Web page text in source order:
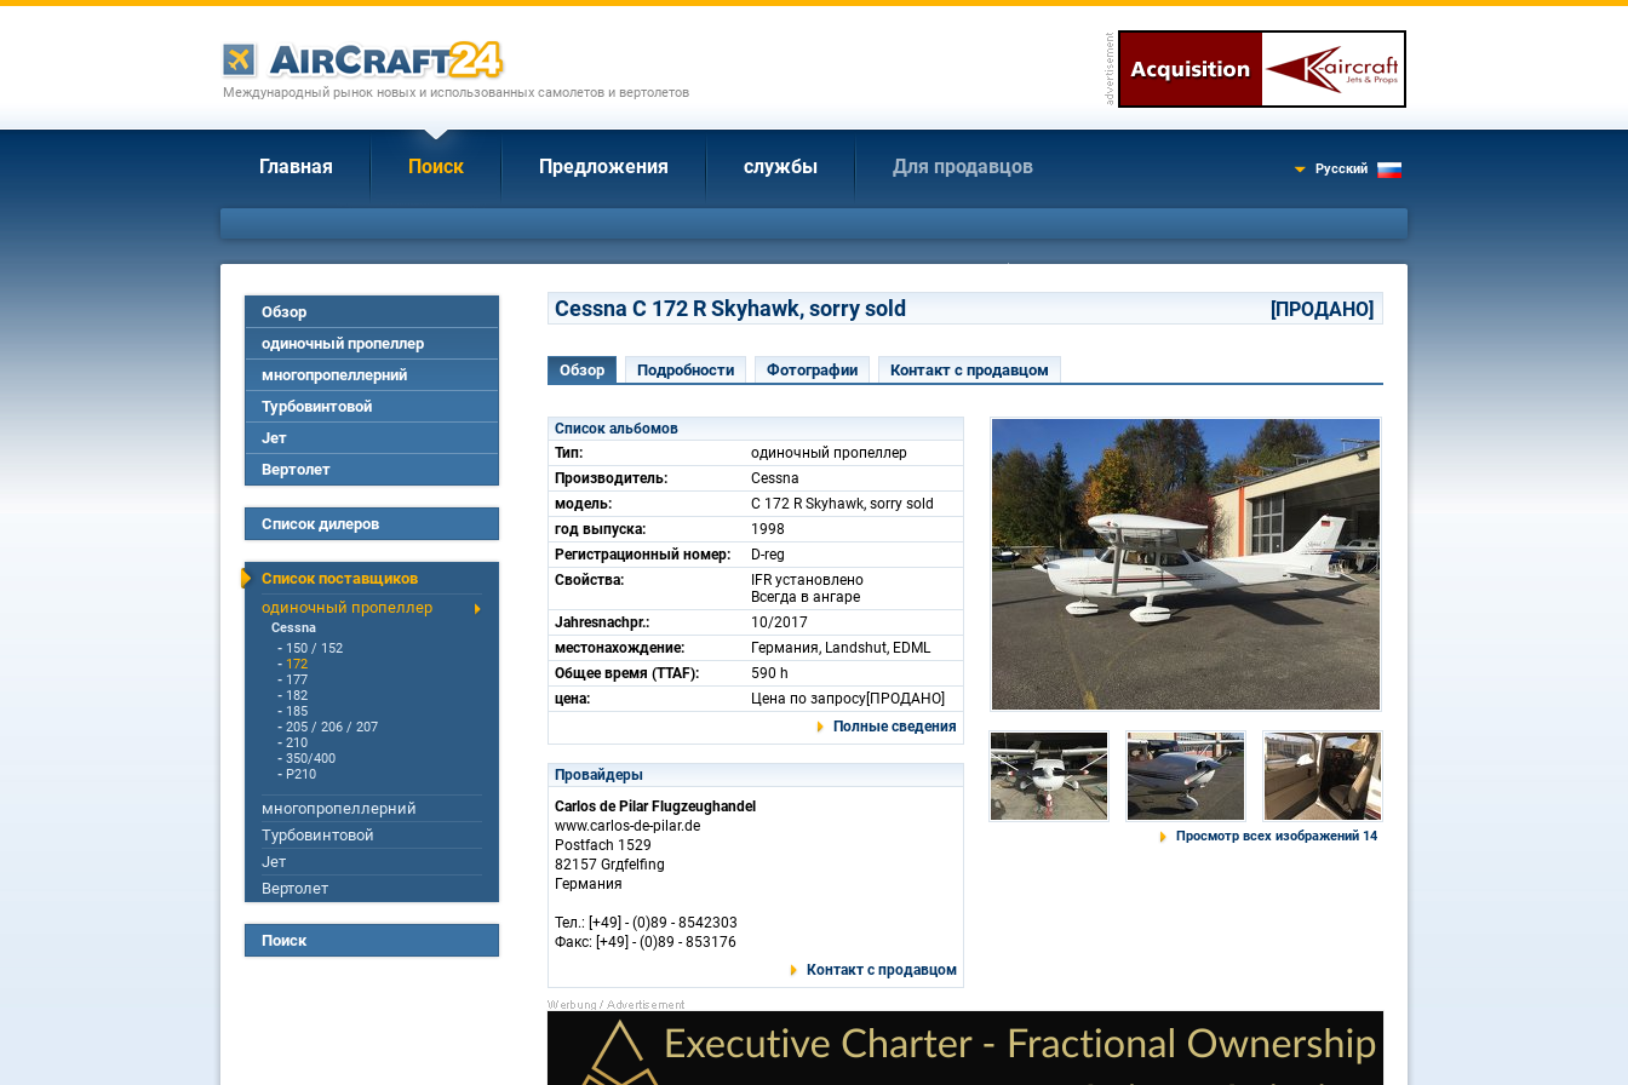
Международный рынок новых и использованных самолетов и вертолетов
Главная Поиск Предложения службы Для продавцов Русский
Обзор
одиночный пропеллер
многопропеллерний
Турбовинтовой
Jет
Вертолет
Список дилеров
Список поставщиков
одиночный пропеллер
Cessna
- 150 / 152
- 172
- 177
- 182
- 185
- 205 / 206 / 207
- 210
- 350/400
- P210
многопропеллерний
Турбовинтовой
Jет
Вертолет
Поиск
Cessna C 172 R Skyhawk, sorry sold [ПРОДАНО]
Обзор Подробности Фотографии Контакт с продавцом
Список альбомов
Тип:
одиночный пропеллер
Производитель:
Cessna
модель:
C 172 R Skyhawk, sorry sold
год выпуска:
1998
Регистрационный номер:
D-reg
Свойства:
IFR установлено
Всегда в ангаре
Jahresnachpr.:
10/2017
местонахождение:
Германия, Landshut, EDML
Общее время (TTAF):
590 h
цена:
Цена по запросу[ПРОДАНО]
Полные сведения
Провайдеры
Carlos de Pilar Flugzeughandel
www.carlos-de-pilar.de
Postfach 1529
82157 Grдfelfing
Германия
Тел.: [+49] - (0)89 - 8542303
Факс: [+49] - (0)89 - 853176
Контакт с продавцом
Просмотр всех изображений 14